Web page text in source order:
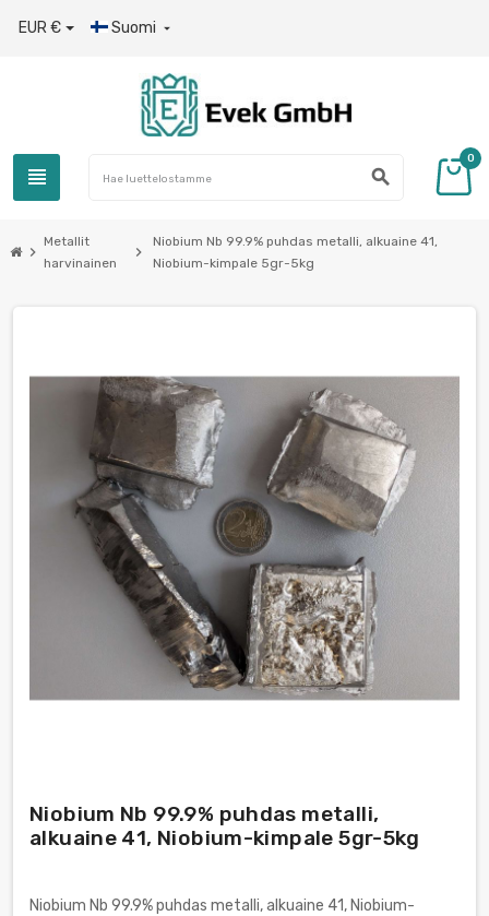
EUR € Suomi 
view_headline search
0
chevron_right
Metallit
harvinainen
chevron_right
Niobium Nb 99.9% puhdas metalli, alkuaine 41,
Niobium-kimpale 5gr-5kg
Niobium Nb 99.9% puhdas metalli,
alkuaine 41, Niobium-kimpale 5gr-5kg
Niobium Nb 99.9% puhdas metalli, alkuaine 41, Niobium-